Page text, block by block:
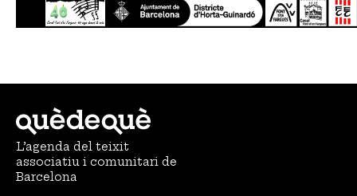
L’agenda del teixit
associatiu i comunitari de
Barcelona